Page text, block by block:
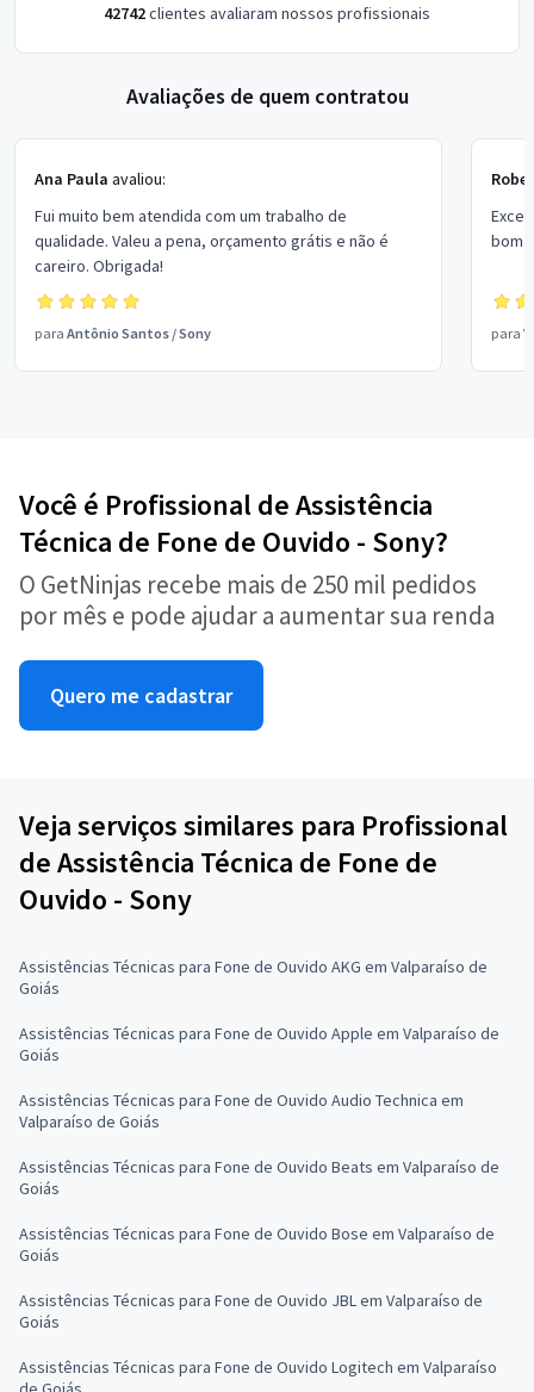
42742clientes avaliaram nossos profissionais
Avaliações de quem contratou
Ana Paula avaliou:
Fui muito bem atendida com um trabalho de
qualidade. Valeu a pena, orçamento grátis e não é
careiro. Obrigada!
para Antônio Santos /Sony
bom
para
Você é Profissional de Assistência
Técnica de Fone de Ouvido - Sony?
O GetNinjas recebe mais de 250 mil pedidos
por mês e pode ajudar a aumentar sua renda
Quero me cadastrar
Veja serviços similares para Profissional
de Assistência Técnica de Fone de
Ouvido - Sony
Assistências Técnicas para Fone de Ouvido AKG em Valparaíso de
Goiás
Assistências Técnicas para Fone de Ouvido Apple em Valparaíso de
Goiás
Assistências Técnicas para Fone de Ouvido Audio Technica em
Valparaíso de Goiás
Assistências Técnicas para Fone de Ouvido Beats em Valparaíso de
Goiás
Assistências Técnicas para Fone de Ouvido Bose em Valparaíso de
Goiás
Assistências Técnicas para Fone de Ouvido JBL em Valparaíso de
Goiás
Assistências Técnicas para Fone de Ouvido Logitech em Valparaíso